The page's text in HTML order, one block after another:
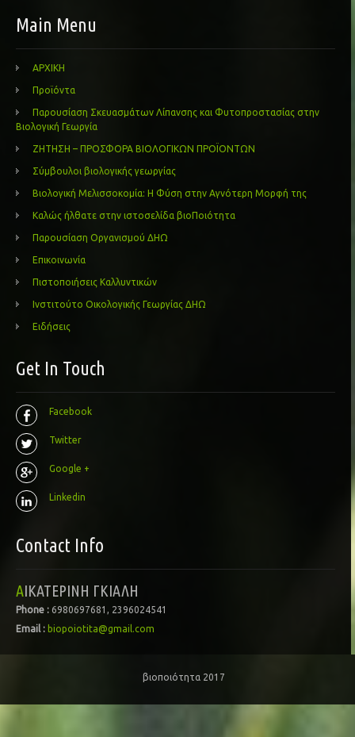
Main Menu
ΑΡΧΙΚΗ
Προϊόντα
Παρουσίαση Σκευασμάτων Λίπανσης και Φυτοπροστασίας στην
Βιολογική Γεωργία
ΖΗΤΗΣΗ – ΠΡΟΣΦΟΡΑ ΒΙΟΛΟΓΙΚΩΝ ΠΡΟΪΟΝΤΩΝ
Σύμβουλοι βιολογικής γεωργίας
Βιολογική Μελισσοκομία: Η Φύση στην Αγνότερη Μορφή της
Καλώς ήλθατε στην ιστοσελίδα βιοΠοιότητα
Παρουσίαση Οργανισμού ΔΗΩ
Επικοινωνία
Πιστοποιήσεις Καλλυντικών
Ινστιτούτο Οικολογικής Γεωργίας ΔΗΩ
Ειδήσεις
Get In Touch
Facebook
Twitter
Google +
Linkedin
Contact Info
ΑΙΚΑΤΕΡΙΝΗ ΓΚΙΑΛΗ
Phone : 6980697681, 2396024541
Email : biopoiotita@gmail.com
βιοποιότητα 2017